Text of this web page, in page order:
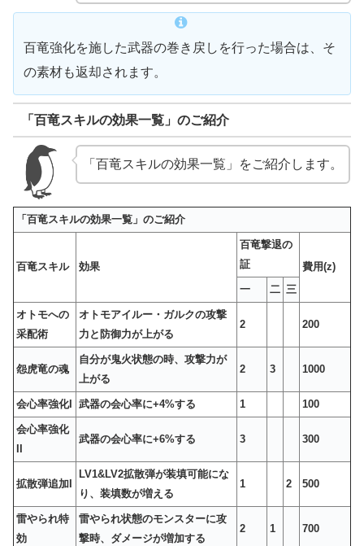
百竜強化を施した武器の巻き戻しを行った場合は、そ
の素材も返却されます。
「百竜スキルの効果一覧」のご紹介
「百竜スキルの効果一覧」をご紹介します。
「百竜スキルの効果一覧」のご紹介
百竜スキル 効果
百竜撃退の
証
費用(z)
一
二 三
オトモへの
采配術
オトモアイルー・ガルクの攻撃
力と防御力が上がる
2 200
怨虎竜の魂
自分が鬼火状態の時、攻撃力が
上がる
2 3 1000
会心率強化I 武器の会心率に+4%する 1 100
会心率強化
武器の会心率に+6%する 3 300
拡散弾追加I
LV1&LV2拡散弾が装填可能にな
り、装填数が増える
1 2 500
雷やられ特
効
雷やられ状態のモンスターに攻
撃時、ダメージが増加する
2 1 700